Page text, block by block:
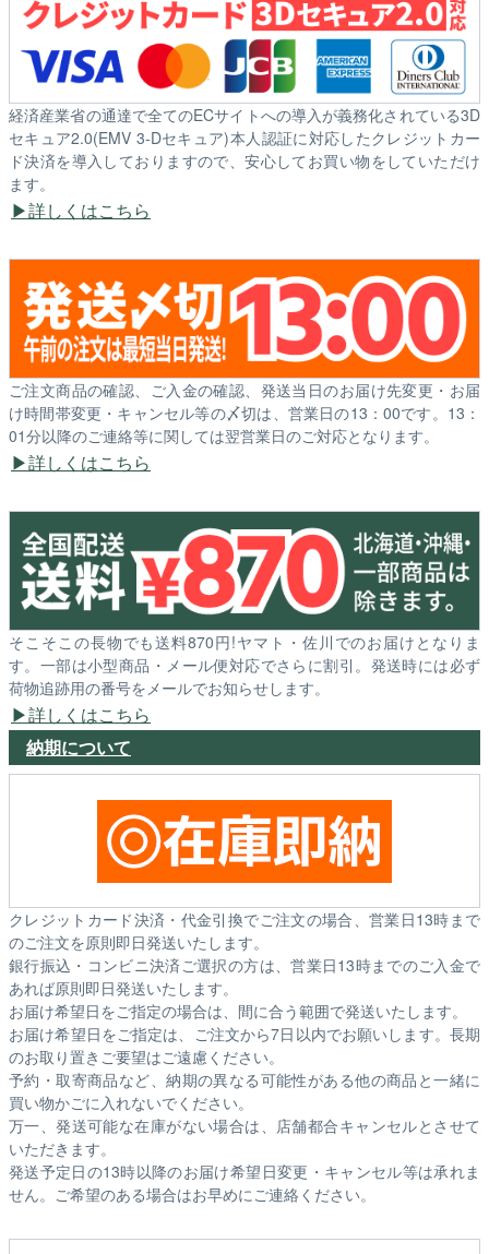
経済産業省の通達で全てのECサイトへの導入が義務化されている3D
セキュア2.0(EMV 3-Dセキュア)本人認証に対応したクレジットカー
ド決済を導入しておりますので、安心してお買い物をしていただけ
ます。
詳しくはこちら
ご注文商品の確認、ご入金の確認、発送当日のお届け先変更・お届
け時間帯変更・キャンセル等の〆切は、営業日の13：00です。13：
01分以降のご連絡等に関しては翌営業日のご対応となります。
詳しくはこちら
そこそこの長物でも送料870円!ヤマト・佐川でのお届けとなりま
す。一部は小型商品・メール便対応でさらに割引。発送時には必ず
荷物追跡用の番号をメールでお知らせします。
詳しくはこちら
納期について
クレジットカード決済・代金引換でご注文の場合、営業日13時まで
のご注文を原則即日発送いたします。
銀行振込・コンビニ決済ご選択の方は、営業日13時までのご入金で
あれば原則即日発送いたします。
お届け希望日をご指定の場合は、間に合う範囲で発送いたします。
お届け希望日をご指定は、ご注文から7日以内でお願いします。長期
のお取り置きご要望はご遠慮ください。
予約・取寄商品など、納期の異なる可能性がある他の商品と一緒に
買い物かごに入れないでください。
万一、発送可能な在庫がない場合は、店舗都合キャンセルとさせて
いただきます。
発送予定日の13時以降のお届け希望日変更・キャンセル等は承れま
せん。ご希望のある場合はお早めにご連絡ください。